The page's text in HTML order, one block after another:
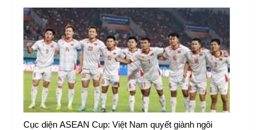
Cục diện ASEAN Cup: Việt Nam quyết giành ngôi